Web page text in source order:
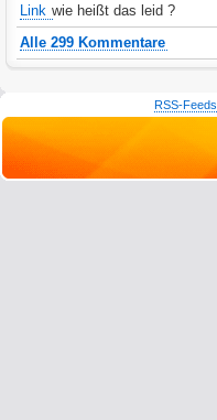
Link wie heißt das leid ?
Alle 299 Kommentare
RSS-Feeds